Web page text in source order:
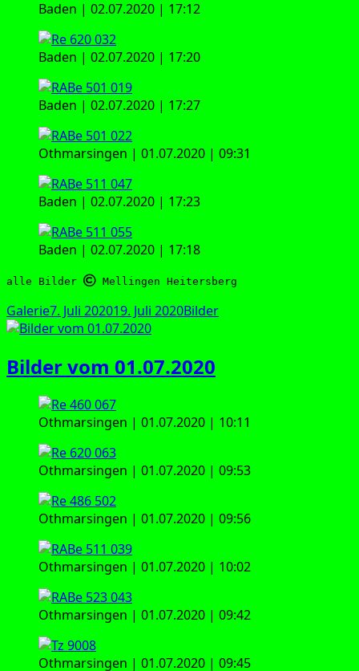
Baden | 02.07.2020 | 17:12
Baden | 02.07.2020 | 17:20
Baden | 02.07.2020 | 17:27
Oth­mar­sin­gen | 01.07.2020 | 09:31
Baden | 02.07.2020 | 17:23
Baden | 02.07.2020 | 17:18
alle Bilder Mellingen Heitersberg
Format
GalerieVeröffentlicht
am
7. Juli 202019. Juli 2020Kategorien
Bilder
Bilder vom 01.07.2020
Oth­mar­sin­gen | 01.07.2020 | 10:11
Oth­mar­sin­gen | 01.07.2020 | 09:53
Oth­mar­sin­gen | 01.07.2020 | 09:56
Oth­mar­sin­gen | 01.07.2020 | 10:02
Oth­mar­sin­gen | 01.07.2020 | 09:42
Oth­mar­sin­gen | 01.07.2020 | 09:45